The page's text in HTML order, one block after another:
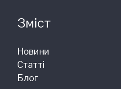
Зміст
Новини
Статті
Блог